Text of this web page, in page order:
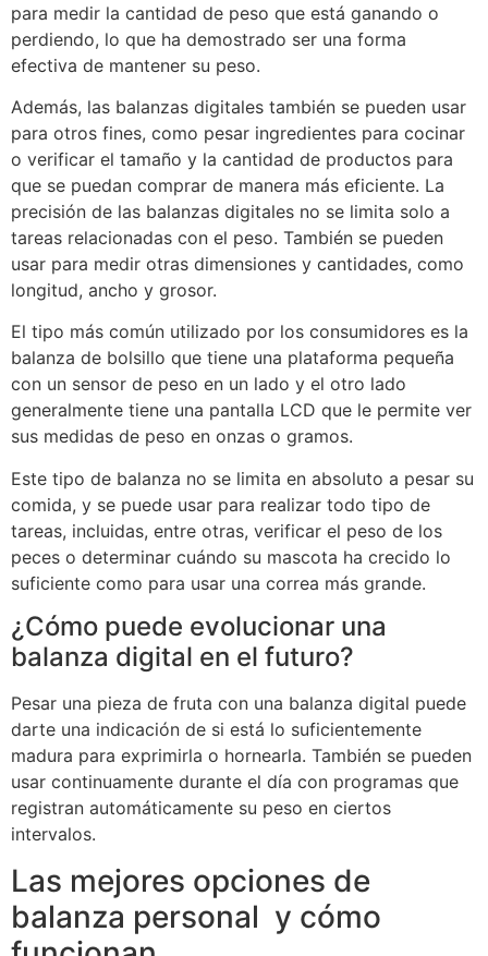
para medir la cantidad de peso que está ganando o
perdiendo, lo que ha demostrado ser una forma
efectiva de mantener su peso.
Además, las balanzas digitales también se pueden usar
para otros fines, como pesar ingredientes para cocinar
o verificar el tamaño y la cantidad de productos para
que se puedan comprar de manera más eficiente. La
precisión de las balanzas digitales no se limita solo a
tareas relacionadas con el peso. También se pueden
usar para medir otras dimensiones y cantidades, como
longitud, ancho y grosor.
El tipo más común utilizado por los consumidores es la
balanza de bolsillo que tiene una plataforma pequeña
con un sensor de peso en un lado y el otro lado
generalmente tiene una pantalla LCD que le permite ver
sus medidas de peso en onzas o gramos.
Este tipo de balanza no se limita en absoluto a pesar su
comida, y se puede usar para realizar todo tipo de
tareas, incluidas, entre otras, verificar el peso de los
peces o determinar cuándo su mascota ha crecido lo
suficiente como para usar una correa más grande.
¿Cómo puede evolucionar una
balanza digital en el futuro?
Pesar una pieza de fruta con una balanza digital puede
darte una indicación de si está lo suficientemente
madura para exprimirla o hornearla. También se pueden
usar continuamente durante el día con programas que
registran automáticamente su peso en ciertos
intervalos.
Las mejores opciones de
balanza personal y cómo